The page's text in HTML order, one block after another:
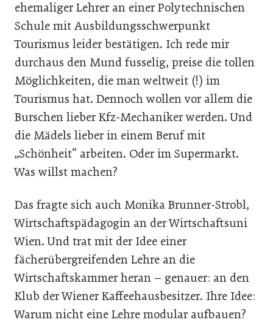
ehemaliger Lehrer an einer Polytechnischen
Schule mit Ausbildungsschwerpunkt
Tourismus leider bestätigen. Ich rede mir
durchaus den Mund fusselig, preise die tollen
Möglichkeiten, die man weltweit (!) im
Tourismus hat. Dennoch wollen vor allem die
Burschen lieber Kfz-Mechaniker werden. Und
die Mädels lieber in einem Beruf mit
„Schönheit“ arbeiten. Oder im Supermarkt.
Was willst machen?
Das fragte sich auch Monika Brunner-Strobl,
Wirtschaftspädagogin an der Wirtschaftsuni
Wien. Und trat mit der Idee einer
fächerübergreifenden Lehre an die
Wirtschaftskammer heran – genauer: an den
Klub der Wiener Kaffeehausbesitzer. Ihre Idee:
Warum nicht eine Lehre modular aufbauen?